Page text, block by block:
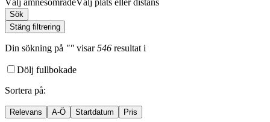
Sök
Stäng filtrering
Din sökning på "" visar546 resultat i
Dölj fullbokade
Sortera på:
Relevans A-Ö Startdatum Pris